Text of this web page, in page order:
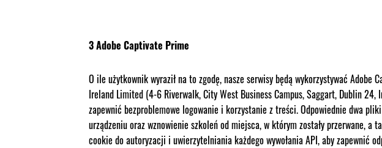
3 Adobe Captivate Prime
O ile użytkownik wyraził na to zgodę, nasze serwisy będą wykorzystywać
Ireland Limited (4-6 Riverwalk, City West Business Campus, Saggart, Dublin
zapewnić bezproblemowe logowanie i korzystanie z treści. Odpowiednie dwa
urządzeniu oraz wznowienie szkoleń od miejsca, w którym zostały przerwane,
cookie do autoryzacji i uwierzytelniania każdego wywołania API, aby zapewnić